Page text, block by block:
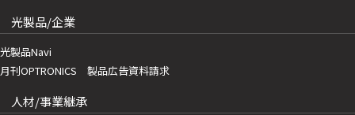
光製品/企業
光製品Navi
月刊OPTRONICS 製品広告資料請求
人材/事業継承